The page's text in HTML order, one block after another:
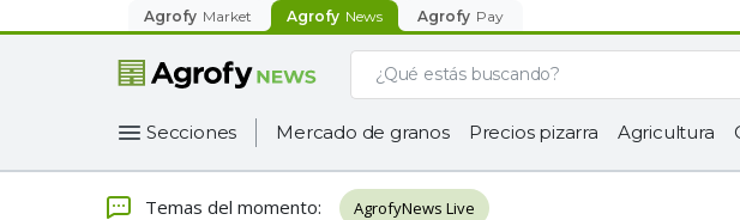
Agrofy Market Agrofy News Agrofy Pay
Secciones Mercado de granos Precios pizarra Agricultura
Temas del momento: AgrofyNews Live